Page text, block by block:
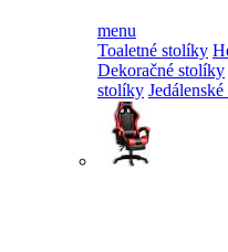
menu
Toaletné stolíky
Dekoračné stolíky
stolíky